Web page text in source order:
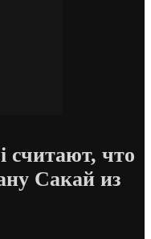
считают, что
Сакай из